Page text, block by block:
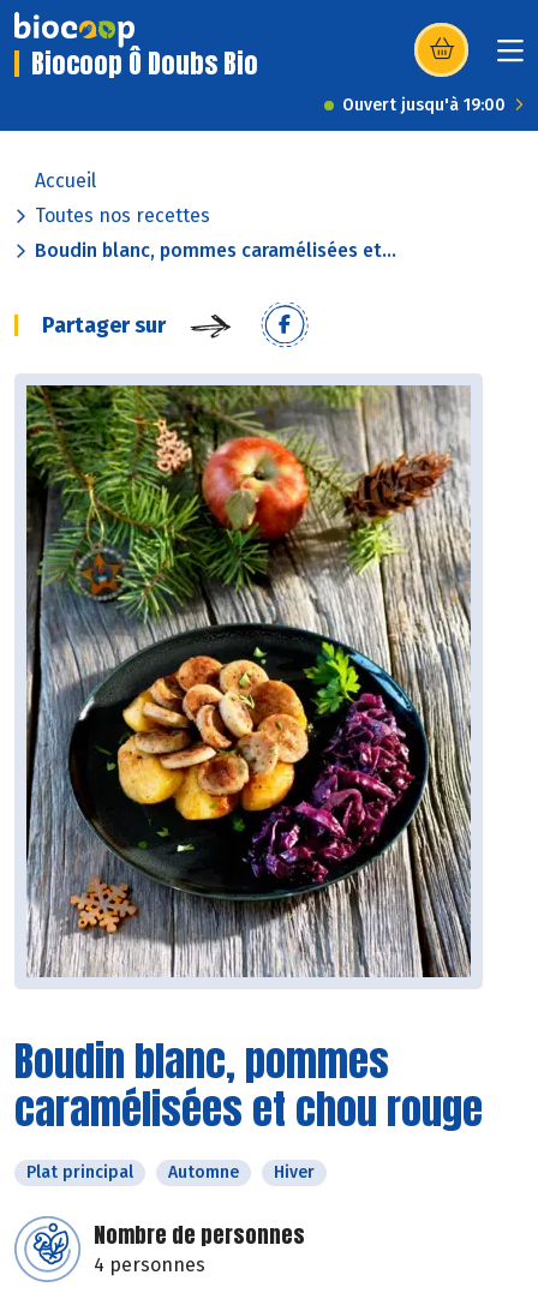
Biocoop Ô Doubs Bio (s’ouvre dans
Ouvert jusqu'à 19:00
Accueil
Toutes nos recettes
Boudin blanc, pommes caramélisées et...
Partager sur
Boudin blanc, pommes
caramélisées et chou rouge
Plat principal Automne Hiver
Nombre de personnes
4 personnes